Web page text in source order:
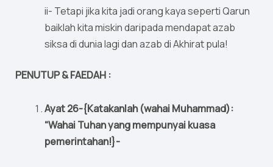
ii- Tetapi jika kita jadi orang kaya seperti Qarun
baiklah kita miskin daripada mendapat azab
siksa di dunia lagi dan azab di Akhirat pula!
PENUTUP & FAEDAH :
Ayat 26-{Katakanlah (wahai Muhammad):
“Wahai Tuhan yang mempunyai kuasa
pemerintahan!}-